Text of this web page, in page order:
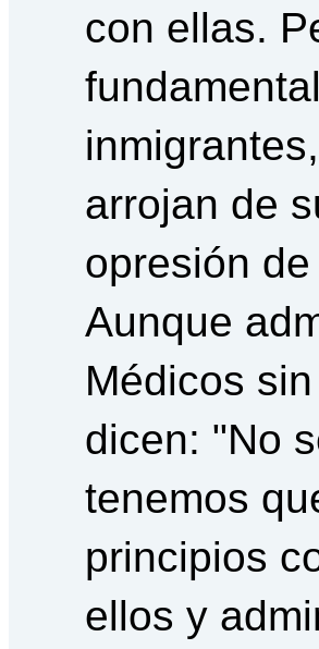
con ellas.
arrojan de
opresión
Aunque
Médicos
dicen: "No
tenemos
principios
ellos y